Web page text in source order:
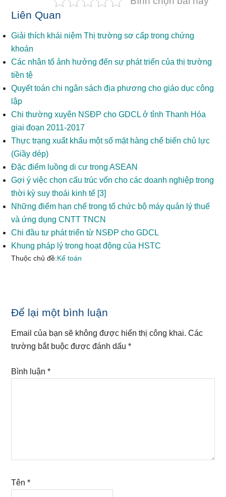
Liên Quan
Giải thích khái niệm Thị trường sơ cấp trong chứng
khoán
Các nhân tố ảnh hưởng đến sự phát triển của thị trường
tiền tệ
Quyết toán chi ngân sách địa phương cho giáo dục công
lập
Chi thường xuyên NSĐP cho GDCL ở tỉnh Thanh Hóa
giai đoạn 2011-2017
Thực trạng xuất khẩu một số mặt hàng chế biến chủ lực
(Giầy dép)
Đặc điểm luồng di cư trong ASEAN
Gợi ý việc chọn cấu trúc vốn cho các doanh nghiệp trong
thời kỳ suy thoái kinh tế [3]
Những điểm hạn chế trong tổ chức bộ máy quản lý thuế
và ứng dụng CNTT TNCN
Chi đầu tư phát triển từ NSĐP cho GDCL
Khung pháp lý trong hoạt động của HSTC
Thuộc chủ đề:Kế toán
Reader
Interactions
Để lại một bình luận
Email của bạn sẽ không được hiển thị công khai. Các
trường bắt buộc được đánh dấu*
Bình luận*
Tên*